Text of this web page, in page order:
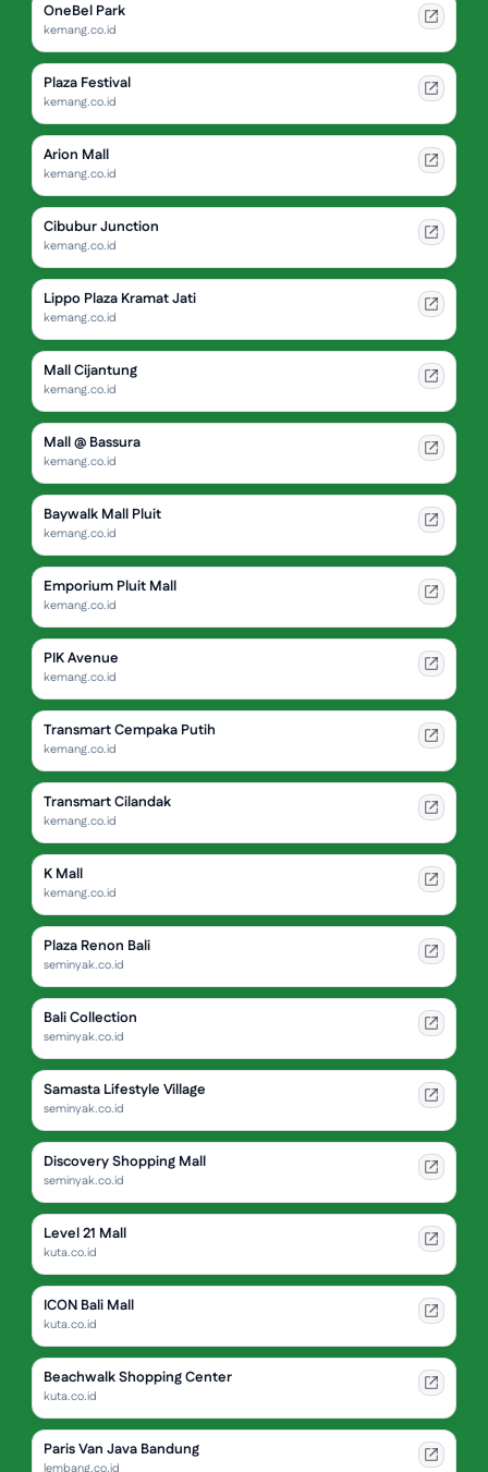
OneBel Park
kemang.co.id
Plaza Festival
kemang.co.id
Arion Mall
kemang.co.id
Cibubur Junction
kemang.co.id
Lippo Plaza Kramat Jati
kemang.co.id
Mall Cijantung
kemang.co.id
Mall @ Bassura
kemang.co.id
Baywalk Mall Pluit
kemang.co.id
Emporium Pluit Mall
kemang.co.id
PIK Avenue
kemang.co.id
Transmart Cempaka Putih
kemang.co.id
Transmart Cilandak
kemang.co.id
K Mall
kemang.co.id
Plaza Renon Bali
seminyak.co.id
Bali Collection
seminyak.co.id
Samasta Lifestyle Village
seminyak.co.id
Discovery Shopping Mall
seminyak.co.id
Level 21 Mall
kuta.co.id
ICON Bali Mall
kuta.co.id
Beachwalk Shopping Center
kuta.co.id
Paris Van Java Bandung